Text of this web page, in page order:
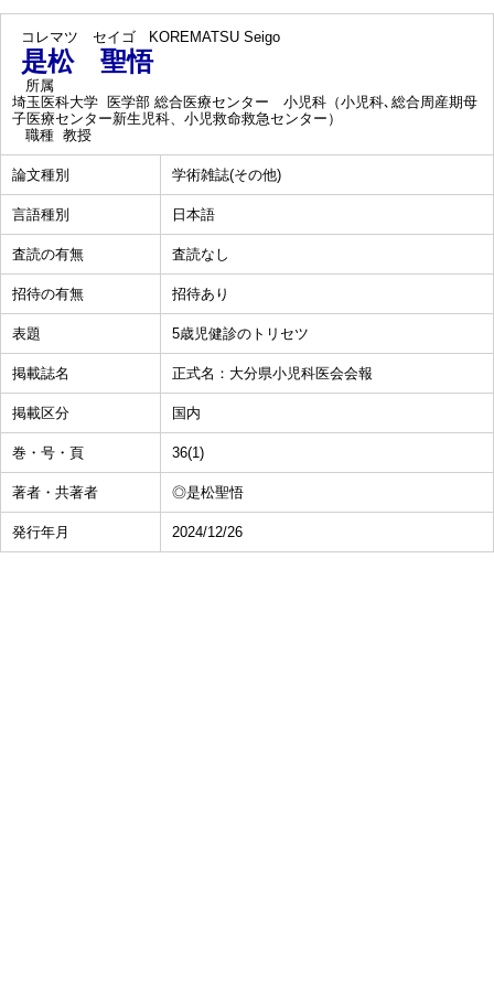
コレマツ セイゴ KOREMATSU Seigo
是松 聖悟
所属
埼玉医科大学 医学部 総合医療センター 小児科（小児科､総合周産期母
子医療センター新生児科、小児救命救急センター）
職種 教授
論文種別 学術雑誌(その他)
言語種別 日本語
査読の有無 査読なし
招待の有無 招待あり
表題 5歳児健診のトリセツ
掲載誌名 正式名：大分県小児科医会会報
掲載区分 国内
巻・号・頁 36(1)
著者・共著者 ◎是松聖悟
発行年月 2024/12/26